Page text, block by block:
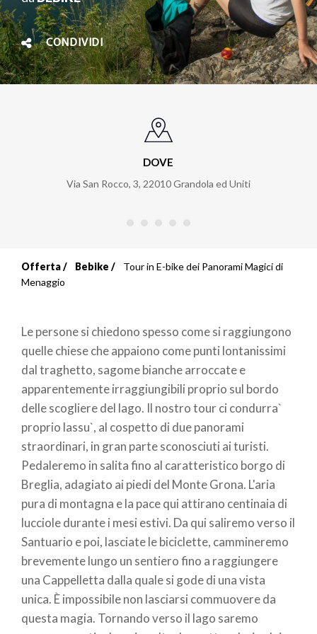
CONDIVIDI
DOVE
Via San Rocco, 3, 22010Grandola ed Uniti
Briciole
pane
Offerta Bebike
Tour in E-bike dei Panorami Magici di
Menaggio
Le persone si chiedono spesso come si raggiungono
quelle chiese che appaiono come punti lontanissimi
dal traghetto, sagome bianche arroccate e
apparentemente irraggiungibili proprio sul bordo
delle scogliere del lago. Il nostro tour ci condurra`
proprio lassu`, al cospetto di due panorami
straordinari, in gran parte sconosciuti ai turisti.
Pedaleremo in salita fino al caratteristico borgo di
Breglia, adagiato ai piedi del Monte Grona. L'aria
pura di montagna e la pace qui attirano centinaia di
lucciole durante i mesi estivi. Da qui saliremo verso il
Santuario e poi, lasciate le biciclette, cammineremo
brevemente lungo un sentiero fino a raggiungere
una Cappelletta dalla quale si gode di una vista
unica. È impossibile non lasciarsi commuovere da
questa magia. Tornando verso il lago saremo